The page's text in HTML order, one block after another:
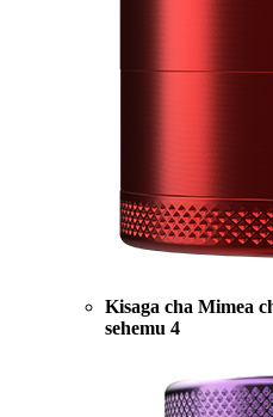
Kisaga cha Mimea
sehemu 4